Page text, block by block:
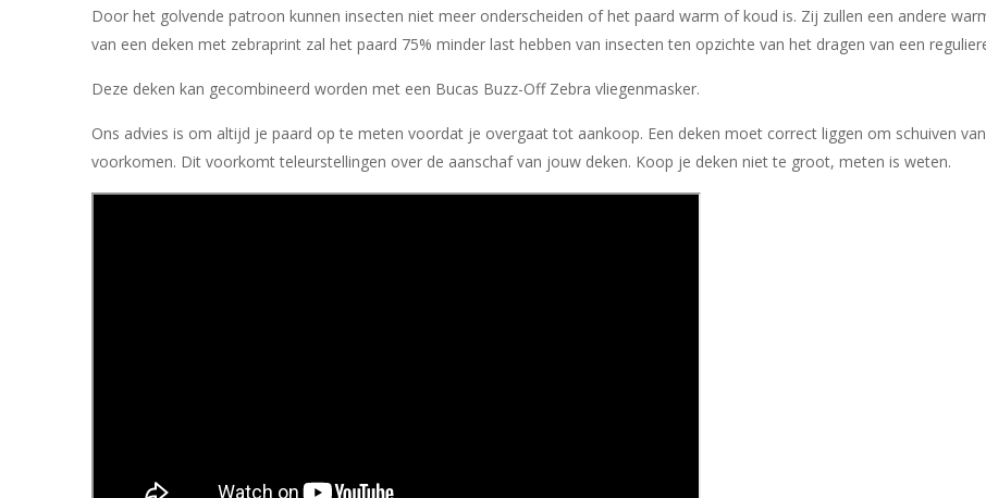
Door het golvende patroon kunnen insecten niet meer onderscheiden of het paard warm of koud is. Zij zullen een andere
van een deken met zebraprint zal het paard 75% minder last hebben van insecten ten opzichte van het dragen van een
Deze deken kan gecombineerd worden met een Bucas Buzz-Off Zebra vliegenmasker.
Ons advies is om altijd je paard op te meten voordat je overgaat tot aankoop. Een deken moet correct liggen om schuiven
voorkomen. Dit voorkomt teleurstellingen over de aanschaf van jouw deken. Koop je deken niet te groot, meten is weten.